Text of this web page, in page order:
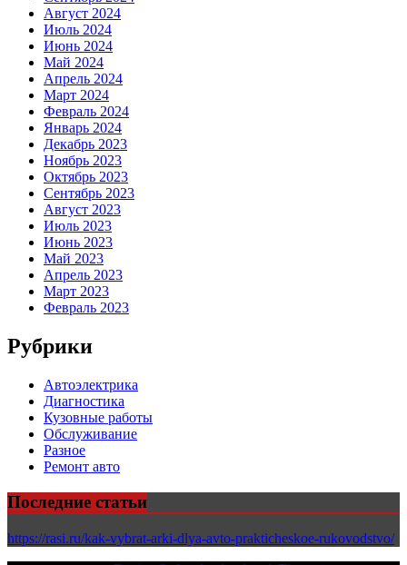
Август 2024
Июль 2024
Июнь 2024
Май 2024
Апрель 2024
Март 2024
Февраль 2024
Январь 2024
Декабрь 2023
Ноябрь 2023
Октябрь 2023
Сентябрь 2023
Август 2023
Июль 2023
Июнь 2023
Май 2023
Апрель 2023
Март 2023
Февраль 2023
Рубрики
Автоэлектрика
Диагностика
Кузовные работы
Обслуживание
Разное
Ремонт авто
Последние статьи
https://rasi.ru/kak-vybrat-arki-dlya-avto-prakticheskoe-rukovodstvo/